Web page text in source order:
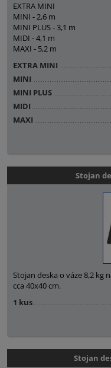
EXTRA MINI
MINI - 2,6 m
MINI PLUS - 3,1 m
MIDI - 4,1 m
MAXI - 5,2 m
EXTRA MINI
MINI
MINI PLUS
MIDI
MAXI
Stojan
Stojan deska o váze 8,2 kg
cca 40x40 cm.
1 kus
Stojan